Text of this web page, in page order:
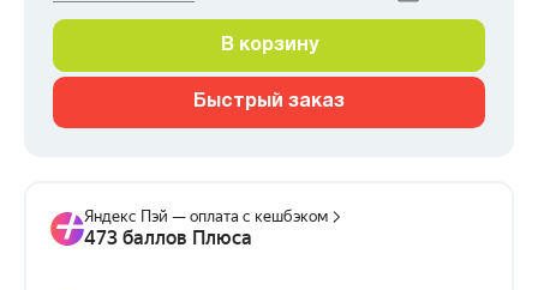
В корзину
Быстрый заказ